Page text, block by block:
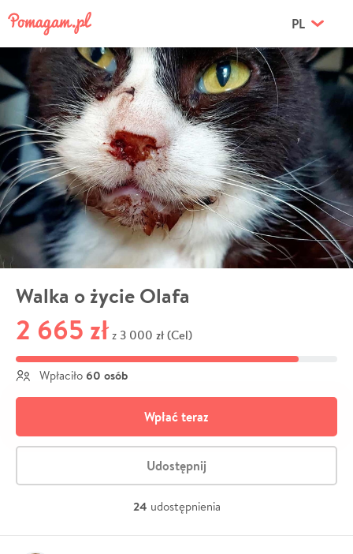
PL
Walka o życie Olafa
2 665 zł z 3 000 zł (Cel)
Wpłaciło 60 osób
Wpłać teraz
Udostępnij
24 udostępnienia